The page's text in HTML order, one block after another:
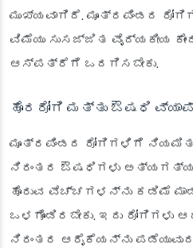
ಮುಖ್ಯವಾಗಿದೆ. ಮೂತ್ರಪಿಂಡದ
ವಿಮೆಯು ಸುಸಜ್ಜಿತ ವೈದ್ಯಕೀಯ
ಆಸ್ಪತ್ರೆಗೆ ಒದಗಿಸಬೇಕು.
ಹೊರರೋಗಿ ಮತ್ತು ಔಷಧಿ
ಮೂತ್ರಪಿಂಡದ ರೋಗಿಗಳಿಗೆ ನಿಯಮಿತ
ನಿರಂತರ ಔಷಧಿಗಳು ಅತ್ಯಗತ್ಯ.
ಹೊರುವ ವೆಚ್ಚಗಳನ್ನು ಕಡಿಮೆ
ಒಳಗೊಂಡಿರಬೇಕು. ಇದು
ನಿರಂತರ ಆರೈಕೆಯನ್ನು